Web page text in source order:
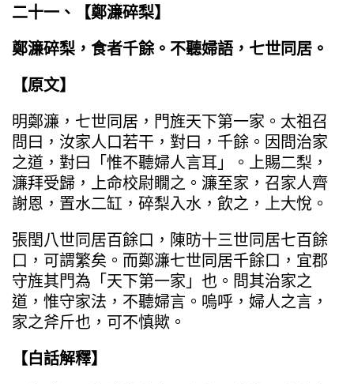
二十一、【鄭濂碎梨】
鄭濂碎梨，食者千餘。不聽婦語，七世同居。
【原文】
明鄭濂，七世同居，門旌天下第一家。太祖召
問曰，汝家人口若干，對曰，千餘。因問治家
之道，對曰「惟不聽婦人言耳」。上賜二梨，
濂拜受歸，上命校尉瞯之。濂至家，召家人齊
謝恩，置水二缸，碎梨入水，飲之，上大悅。
張閏八世同居百餘口，陳昉十三世同居七百餘
口，可謂繁矣。而鄭濂七世同居千餘口，宜郡
守旌其門為「天下第一家」也。問其治家之
道，惟守家法，不聽婦言。嗚呼，婦人之言，
家之斧斤也，可不慎歟。
【白話解釋】